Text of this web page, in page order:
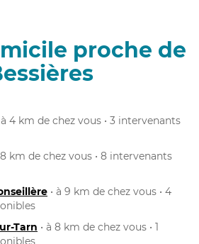
proche de
à 4 km de chez vous • 3 intervenants
8 km de chez vous • 8 intervenants
• à 9 km de chez vous • 4
Tarn • à 8 km de chez vous • 1